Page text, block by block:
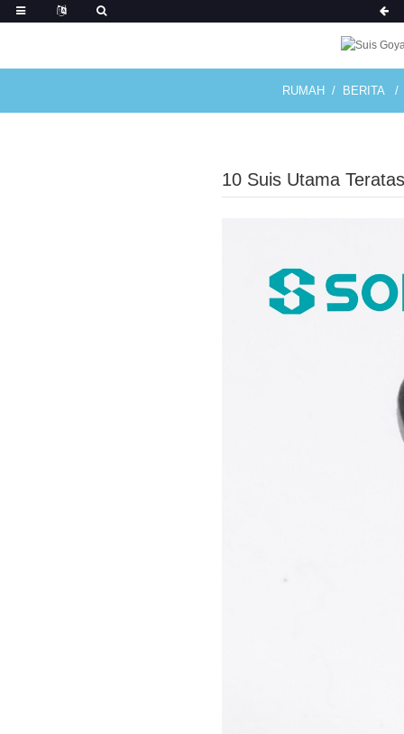
RUMAH BERITA
10 Suis Utama